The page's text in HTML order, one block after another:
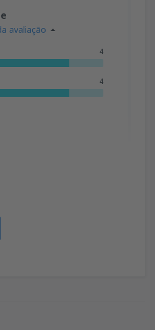
avaliação
4
4